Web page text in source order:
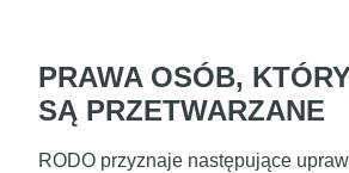
PRAWA OSÓB,
SĄ PRZETWARZANE
RODO przyznaje następujące